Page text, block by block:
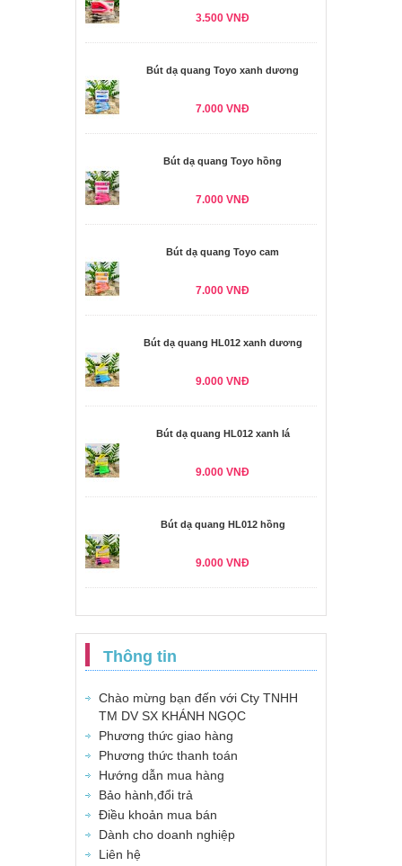
3.500 VNĐ
Bút dạ quang Toyo xanh dương
7.000 VNĐ
Bút dạ quang Toyo hồng
7.000 VNĐ
Bút dạ quang Toyo cam
7.000 VNĐ
Bút dạ quang HL012 xanh dương
9.000 VNĐ
Bút dạ quang HL012 xanh lá
9.000 VNĐ
Bút dạ quang HL012 hồng
9.000 VNĐ
Thông tin
Chào mừng bạn đến với Cty TNHH
TM DV SX KHÁNH NGỌC
Phương thức giao hàng
Phương thức thanh toán
Hướng dẫn mua hàng
Bảo hành,đổi trả
Điều khoản mua bán
Dành cho doanh nghiệp
Liên hệ